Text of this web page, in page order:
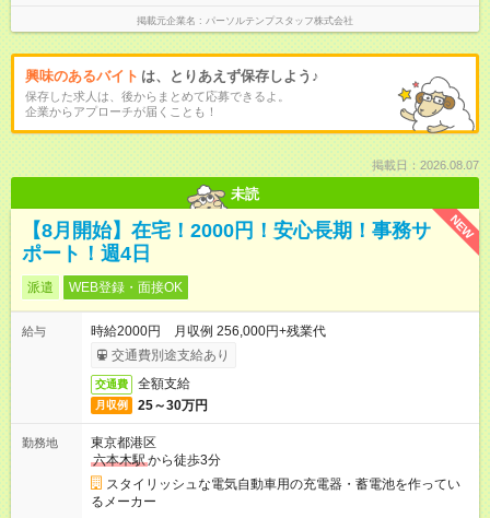
掲載元企業名 パーソルテンプスタッフ株式会社
興味のあるバイト は、とりあえず保存しよう♪
保存した求人は、後からまとめて応募できるよ。
企業からアプローチが届くことも！
掲載日：2026.08.07
未読
NEW
【8月開始】在宅！2000円！安心長期！事務サ
ポート！週4日
派遣 WEB登録・面接OK
給与
時給2000円 月収例 256,000円+残業代
交通費別途支給あり
交通費 全額支給
月収例 25～30万円
勤務地
東京都港区
六本木駅から徒歩3分
スタイリッシュな電気自動車用の充電器・蓄電池を作ってい
るメーカー